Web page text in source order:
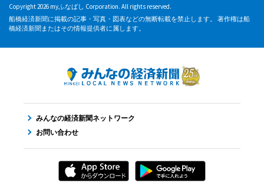
Copyright 2026 myふなばし Corporation. All rights reserved.
船橋経済新聞に掲載の記事・写真・図表などの無断転載を禁止します。 著作権は船
橋経済新聞またはその情報提供者に属します。
みんなの経済新聞ネットワーク
お問い合わせ